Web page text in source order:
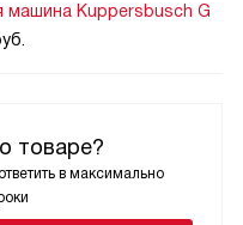
товаре?
в максимально
машина Kuppersbusch G